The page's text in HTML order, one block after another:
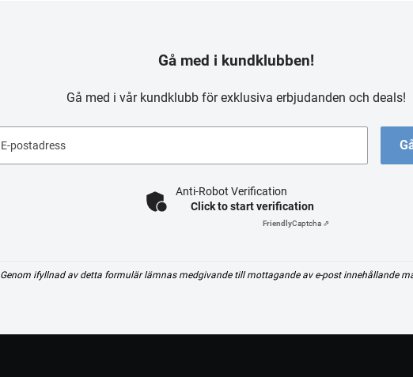
Gå med i kundklubben!
Gå med i vår kundklubb för exklusiva erbjudanden och deals!
E-postadress
Anti-Robot Verification
Click to start verification
FriendlyCaptcha ⇗
Genom ifyllnad av detta formulär lämnas medgivande till mottagande av e-post innehållande